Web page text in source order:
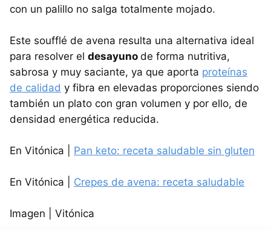
con un palillo no salga totalmente mojado.
Este soufflé de avena resulta una alternativa ideal
para resolver el desayuno de forma nutritiva,
sabrosa y muy saciante, ya que aporta proteínas
de calidad y fibra en elevadas proporciones siendo
también un plato con gran volumen y por ello, de
densidad energética reducida.
En Vitónica | Pan keto: receta saludable sin gluten
En Vitónica | Crepes de avena: receta saludable
Imagen | Vitónica